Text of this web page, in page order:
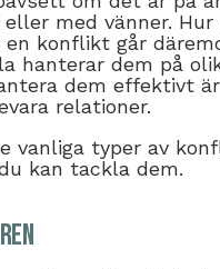
med vänner. Hur
en konflikt går
hanterar dem på
dem effektivt
relationer.
vanliga typer av
kan tackla dem.